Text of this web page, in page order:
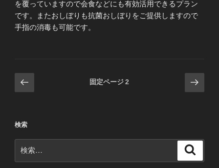
を覆っていますので会食などにも有効活用できるプラン
です。またおしぼりも抗菌おしぼりをご提供しますので
手指の消毒も可能です。
投
稿
ペ
ジ
送
前
の
固定ページ2
次
の
検索
索: